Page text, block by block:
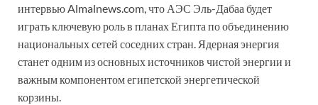
интервью Almalnews.com, что АЭС Эль-Дабаа будет
играть ключевую роль в планах Египта по объединению
национальных сетей соседних стран. Ядерная энергия
станет одним из основных источников чистой энергии и
важным компонентом египетской энергетической
корзины.